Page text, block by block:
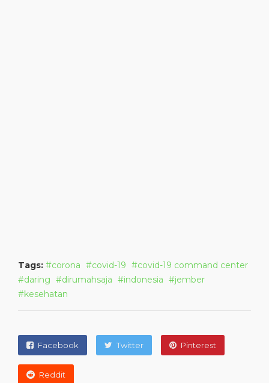
Tags: corona covid-19
covid-19 command center
daring
dirumahsaja indonesia
jember
kesehatan
Facebook Twitter Pinterest
Reddit